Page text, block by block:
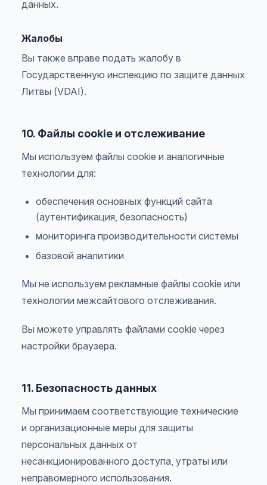
данных.
Жалобы
Вы также вправе подать жалобу в
Государственную инспекцию по защите данных
Литвы (VDAI).
10. Файлы cookie и отслеживание
Мы используем файлы cookie и аналогичные
технологии для:
обеспечения основных функций сайта
(аутентификация, безопасность)
мониторинга производительности системы
базовой аналитики
Мы не используем рекламные файлы cookie или
технологии межсайтового отслеживания.
Вы можете управлять файлами cookie через
настройки браузера.
11. Безопасность данных
Мы принимаем соответствующие технические
и организационные меры для защиты
персональных данных от
несанкционированного доступа, утраты или
неправомерного использования.